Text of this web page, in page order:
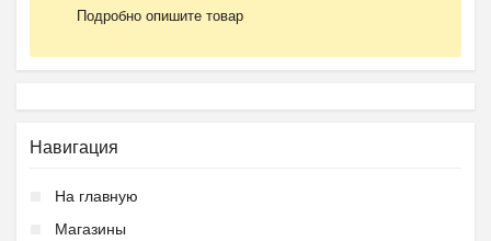
Подробно опишите товар
Навигация
На главную
Магазины